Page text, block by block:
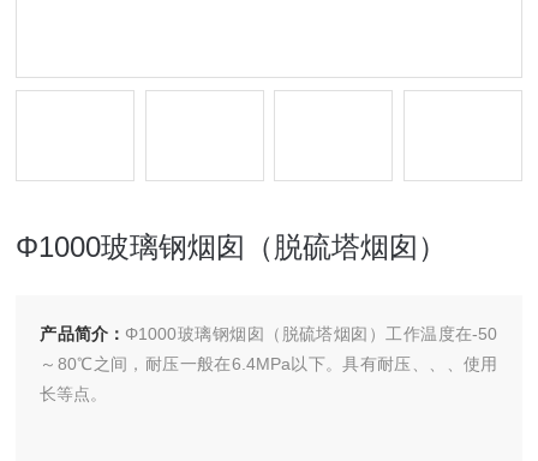
Φ1000玻璃钢烟囱（脱硫塔烟囱）
产品简介： Φ1000玻璃钢烟囱（脱硫塔烟囱）工作温度在-50
～80℃之间，耐压一般在6.4MPa以下。具有耐压、、、使用
长等点。